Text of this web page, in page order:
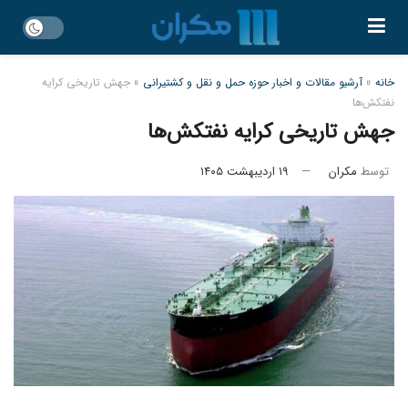
خانه » آرشیو مقالات و اخبار حوزه حمل و نقل و کشتیرانی » جهش تاریخی کرایه
نفتکش‌ها
جهش تاریخی کرایه نفتکش‌ها
توسط مکران ۱۹ اردیبهشت ۱۴۰۵